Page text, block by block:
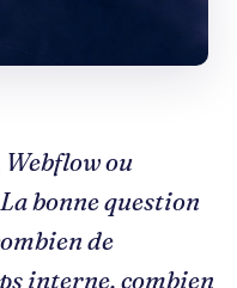
ou
bonne question
de
interne, combien